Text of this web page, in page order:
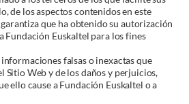
de los aspectos contenidos en este
que ha obtenido su autorización
Fundación Euskaltel para los fines
falsas o inexactas que
Sitio Web y de los daños y perjuicios,
ello cause a Fundación Euskaltel o a